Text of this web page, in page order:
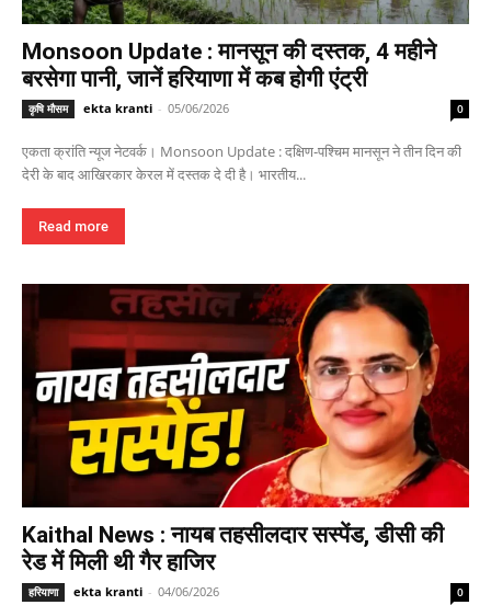
Monsoon Update : मानसून की दस्तक, 4 महीने
बरसेगा पानी, जानें हरियाणा में कब होगी एंट्री
कृषि मौसम ekta kranti - 05/06/2026 0
एकता क्रांति न्यूज नेटवर्क। Monsoon Update : दक्षिण-पश्चिम मानसून ने तीन दिन की
देरी के बाद आखिरकार केरल में दस्तक दे दी है। भारतीय...
Read more
Kaithal News : नायब तहसीलदार सस्पेंड, डीसी की
रेड में मिली थी गैर हाजिर
हरियाणा ekta kranti - 04/06/2026 0